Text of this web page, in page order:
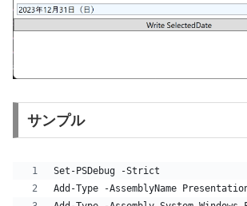
サンプル
Set-PSDebug -Strict
Add-Type -AssemblyName